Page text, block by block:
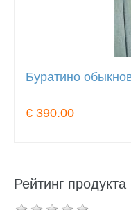
Буратино
€ 390.00
Рейтинг продукта